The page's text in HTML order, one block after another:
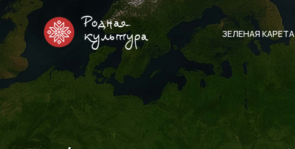
Родная
культура
ЗЕЛЕНАЯ КАРЕТА